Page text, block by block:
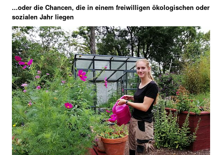
...oder die Chancen, die in einem freiwilligen ökologischen oder
sozialen Jahr liegen